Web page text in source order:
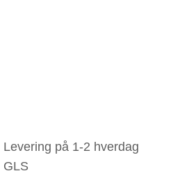
Levering på 1-2 hverdag
GLS